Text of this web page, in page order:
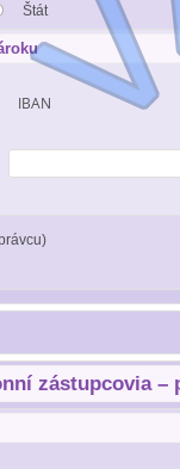
Štát
IBAN
zástupcovia